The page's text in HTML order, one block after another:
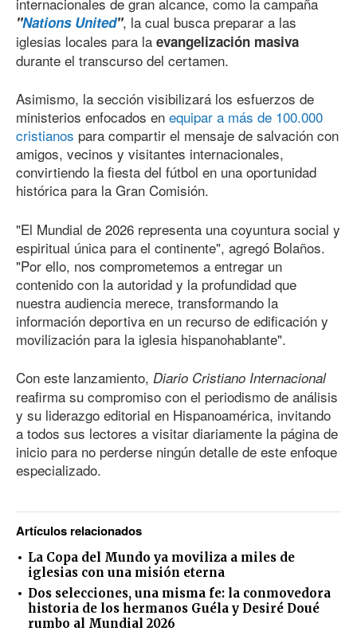
"Nations United", la cual busca preparar a las
iglesias locales para la evangelización masiva
durante el transcurso del certamen.
Asimismo, la sección visibilizará los esfuerzos de
ministerios enfocados en equipar a más de 100.000
cristianos para compartir el mensaje de salvación con
amigos, vecinos y visitantes internacionales,
convirtiendo la fiesta del fútbol en una oportunidad
histórica para la Gran Comisión.
"El Mundial de 2026 representa una coyuntura social y
espiritual única para el continente", agregó Bolaños.
"Por ello, nos comprometemos a entregar un
contenido con la autoridad y la profundidad que
nuestra audiencia merece, transformando la
información deportiva en un recurso de edificación y
movilización para la iglesia hispanohablante".
Con este lanzamiento, Diario Cristiano Internacional
reafirma su compromiso con el periodismo de análisis
y su liderazgo editorial en Hispanoamérica, invitando
a todos sus lectores a visitar diariamente la página de
inicio para no perderse ningún detalle de este enfoque
especializado.
Artículos relacionados
La Copa del Mundo ya moviliza a miles de
iglesias con una misión eterna
Dos selecciones, una misma fe: la conmovedora
historia de los hermanos Guéla y Desiré Doué
rumbo al Mundial 2026